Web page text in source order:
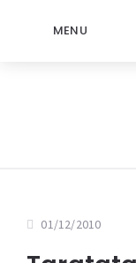
MENU
01/12/2010